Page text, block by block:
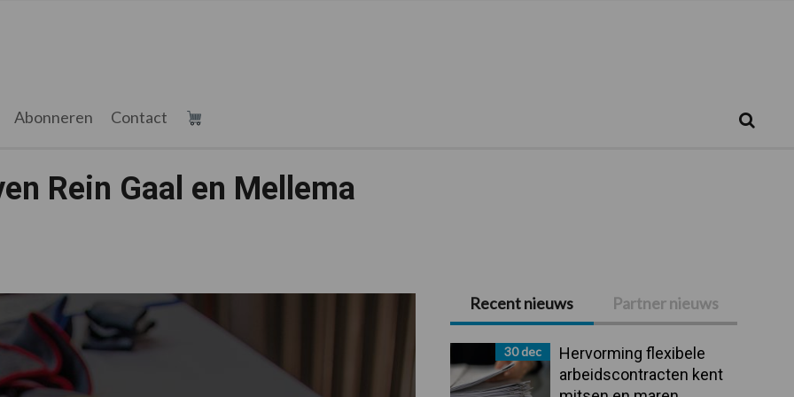
Abonneren Contact
Rein Gaal en Mellema
Primaire
Sidebar
Recent nieuws Partner nieuws
30 dec
Hervorming flexibele
arbeidscontracten kent